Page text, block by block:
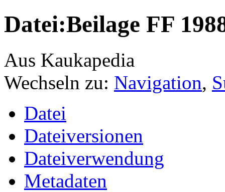
Datei:Beilage FF
Aus Kaukapedia
Wechseln zu: Navigation,
Datei
Dateiversionen
Dateiverwendung
Metadaten